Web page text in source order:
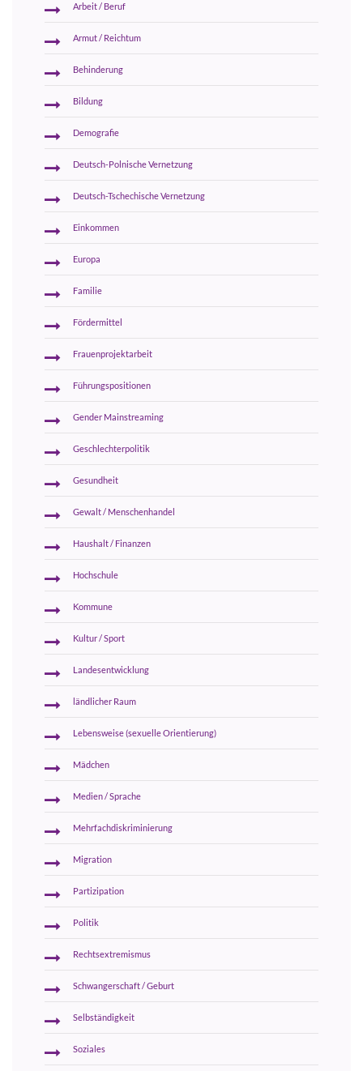
Arbeit / Beruf
Armut / Reichtum
Behinderung
Bildung
Demografie
Deutsch-Polnische Vernetzung
Deutsch-Tschechische Vernetzung
Einkommen
Europa
Familie
Fördermittel
Frauenprojektarbeit
Führungspositionen
Gender Mainstreaming
Geschlechterpolitik
Gesundheit
Gewalt / Menschenhandel
Haushalt / Finanzen
Hochschule
Kommune
Kultur / Sport
Landesentwicklung
ländlicher Raum
Lebensweise (sexuelle Orientierung)
Mädchen
Medien / Sprache
Mehrfachdiskriminierung
Migration
Partizipation
Politik
Rechtsextremismus
Schwangerschaft / Geburt
Selbständigkeit
Soziales